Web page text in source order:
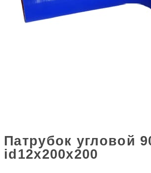
Патрубок угловой
id12х200х200